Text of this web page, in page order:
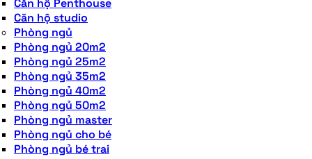
Căn hộ Penthouse
Căn hộ studio
Phòng ngủ
Phòng ngủ 20m2
Phòng ngủ 25m2
Phòng ngủ 35m2
Phòng ngủ 40m2
Phòng ngủ 50m2
Phòng ngủ master
Phòng ngủ cho bé
Phòng ngủ bé trai